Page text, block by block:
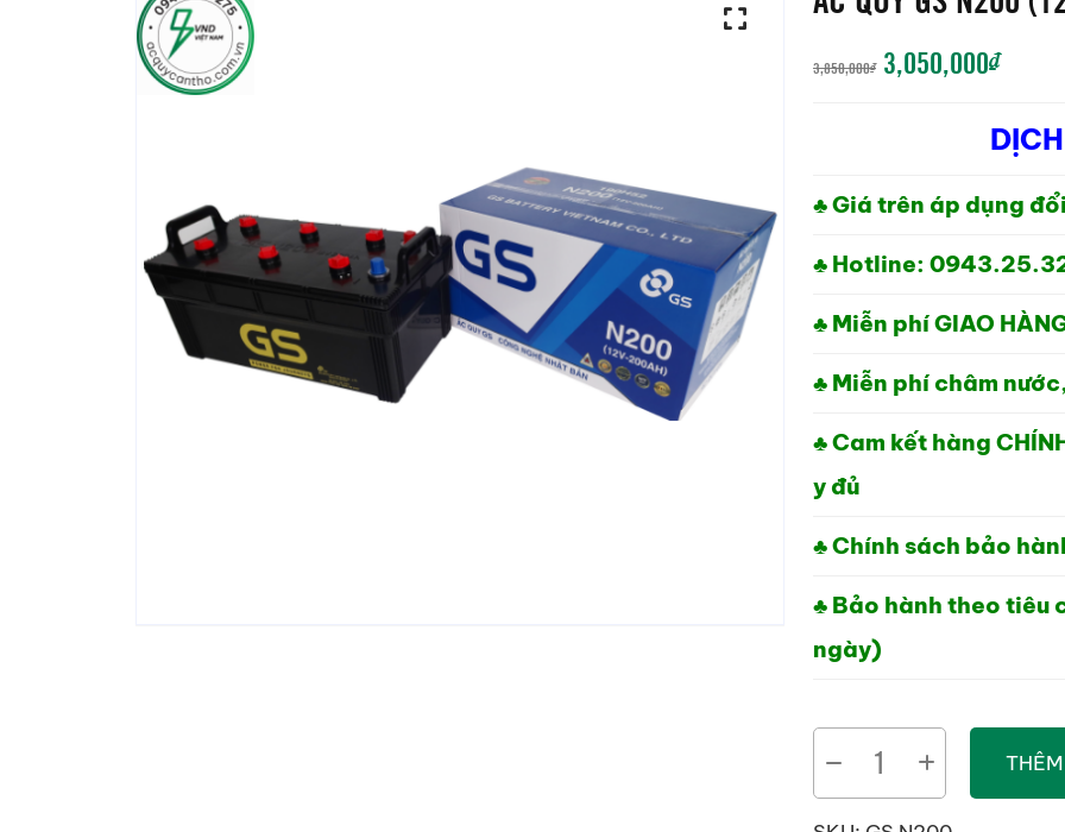
3,850,000₫ GIÁ
3,850,000₫.
3,050,000₫GIÁ
TẠI
LÀ:
♣ Giá trên áp dụng
♣ Hotline:
♣ Miễn phí GIAO
♣ Miễn phí châm
♣ Cam kết hàng
y đủ
♣ Chính sách bảo
♣ Bảo hành theo tiêu
ngày)